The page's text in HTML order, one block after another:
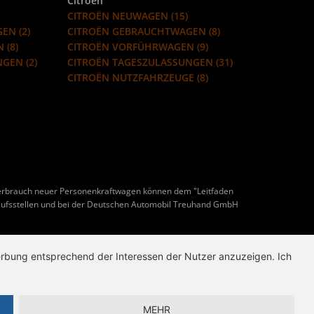
(2)
(8)
(2)
CITROËN NEUWAGEN (15)
CITROËN GEBRAUCHTWAGEN (8)
CITROËN VORFÜHRWAGEN (9)
CITROËN TAGESZULASSUNGEN (31)
CITROËN NUTZFAHRZEUGE (8)
neuer Personenkraftwagen können dem "Leitfaden
und bei der Deutschen Automobil Treuhand GmbH
entsprechend der Interessen der Nutzer anzuzeigen. Ich
MEHR